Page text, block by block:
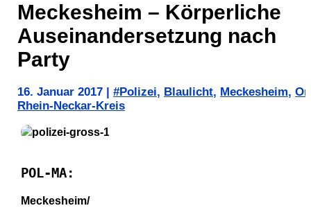
Meckesheim – Körperliche
Auseinandersetzung nach
Party
16. Januar 2017 #Polizei, Blaulicht, Meckesheim,
Rhein-Neckar-Kreis
POL-MA:
Meckesheim/